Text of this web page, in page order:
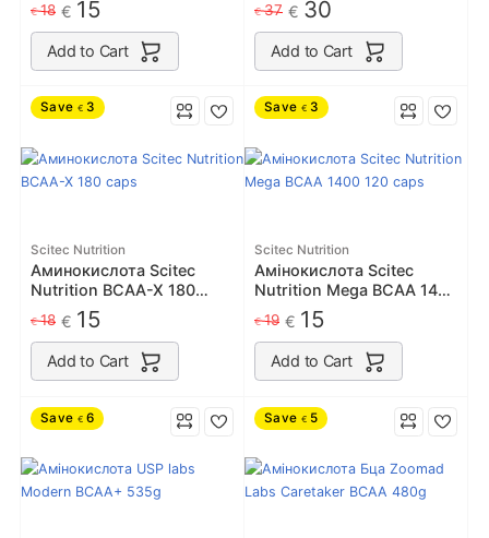
€18 € 15
Add to Cart
€37 € 30
Add to Cart
Save € 3
Scitec Nutrition
Аминокислота Scitec
Nutrition BCAA-X 180
€18 € 15
Add to Cart
Save € 3
Scitec Nutrition
Амінокислота Scitec
Nutrition Mega BCAA 1400
120 caps
€19 € 15
Add to Cart
Save € 6 Save € 5